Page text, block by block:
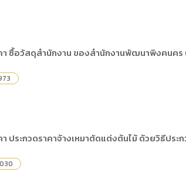
า ซื้อวัสดุสำนักงาน ของสำนักงานพัฒนาพิงคนคร
า ประกวดราคาจ้างเหมาตัดแต่งต้นไม้ ด้วยวิธีปร